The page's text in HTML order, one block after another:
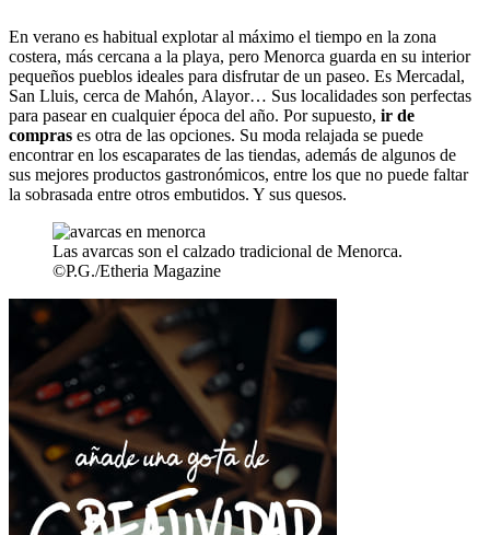
En verano es habitual explotar al máximo el tiempo en la zona
costera, más cercana a la playa, pero Menorca guarda en su interior
pequeños pueblos ideales para disfrutar de un paseo. Es Mercadal,
San Lluis, cerca de Mahón, Alayor… Sus localidades son perfectas
para pasear en cualquier época del año. Por supuesto, ir de
compras es otra de las opciones. Su moda relajada se puede
encontrar en los escaparates de las tiendas, además de algunos de
sus mejores productos gastronómicos, entre los que no puede faltar
la sobrasada entre otros embutidos. Y sus quesos.
Las avarcas son el calzado tradicional de Menorca.
©P.G./Etheria Magazine